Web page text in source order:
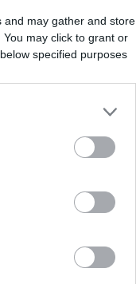
and may gather and store
may click to grant or
specified purposes
di una
rivela Il
cui lente